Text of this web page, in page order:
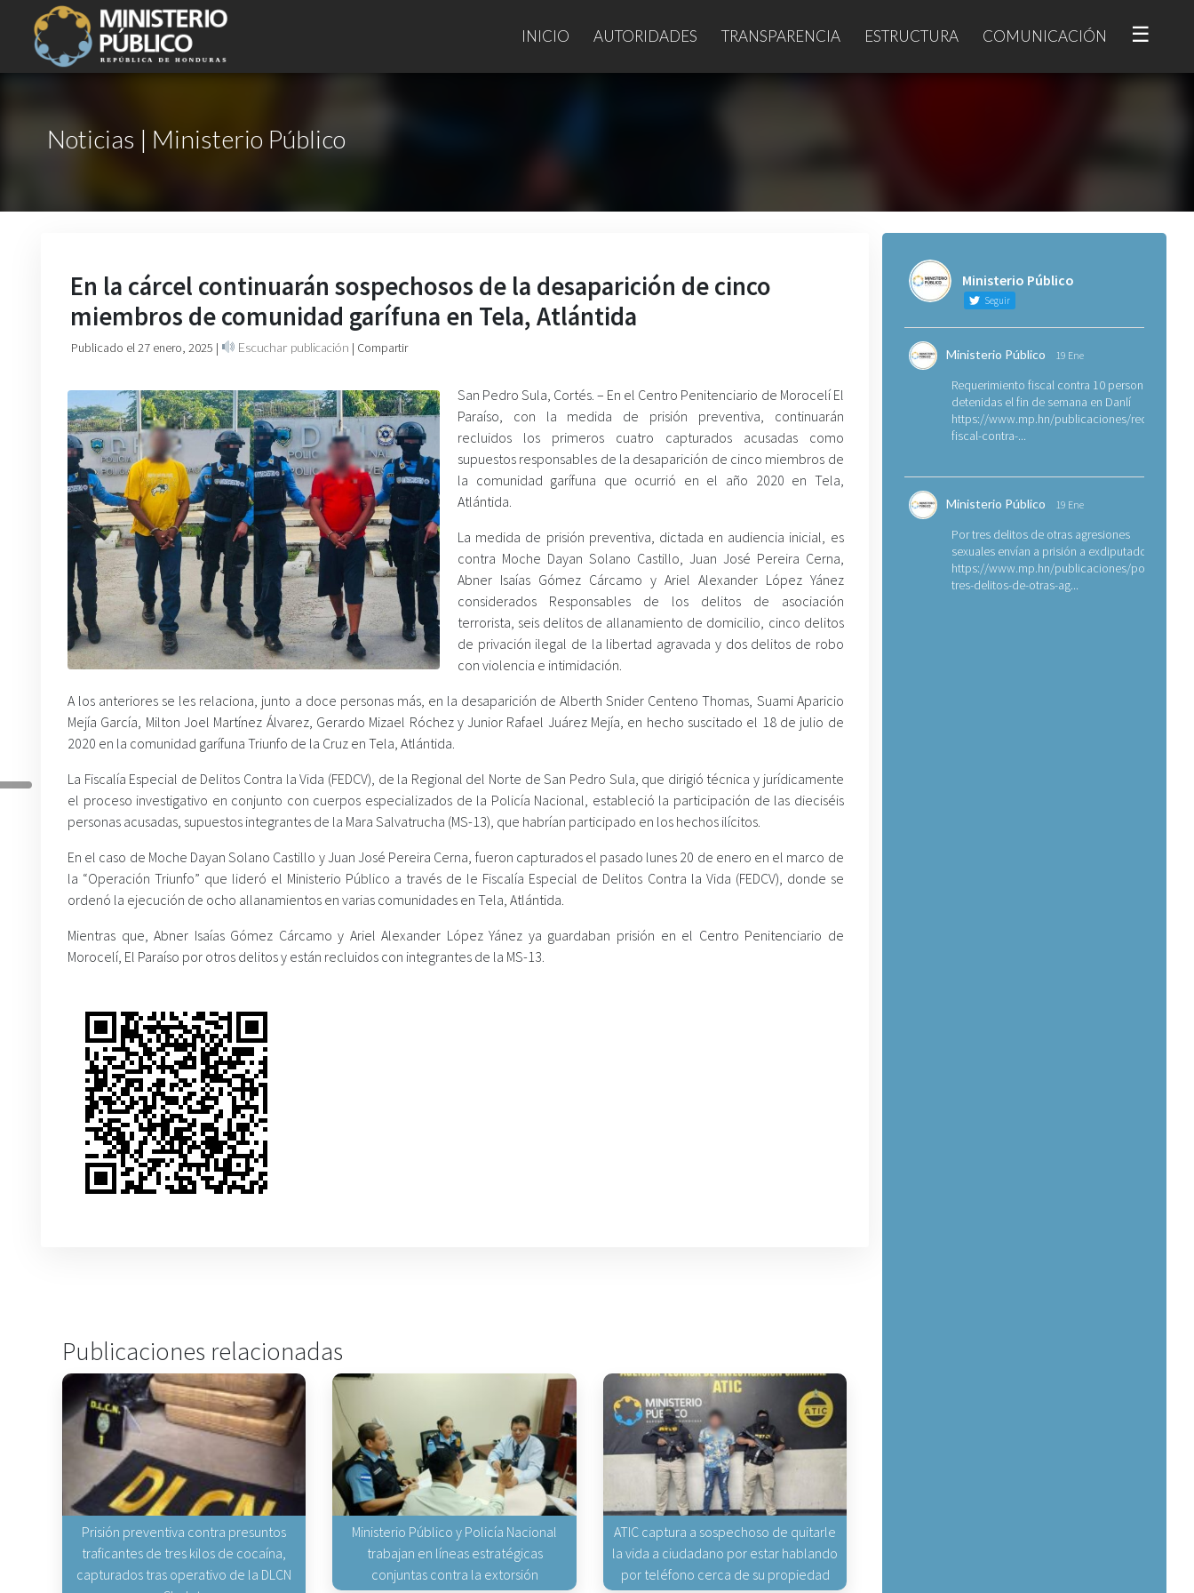
INICIO AUTORIDADES TRANSPARENCIA ESTRUCTURA COMUNICACIÓN ☰
Noticias | Ministerio Público
En la cárcel continuarán sospechosos de la desaparición de cinco
miembros de comunidad garífuna en Tela, Atlántida
Publicado el 27 enero, 2025 | Escuchar publicación | Compartir
San Pedro Sula, Cortés. – En el Centro Penitenciario de Morocelí El
Paraíso, con la medida de prisión preventiva, continuarán
recluidos los primeros cuatro capturados acusadas como
supuestos responsables de la desaparición de cinco miembros de
la comunidad garífuna que ocurrió en el año 2020 en Tela,
Atlántida.
La medida de prisión preventiva, dictada en audiencia inicial, es
contra Moche Dayan Solano Castillo, Juan José Pereira Cerna,
Abner Isaías Gómez Cárcamo y Ariel Alexander López Yánez
considerados Responsables de los delitos de asociación
terrorista, seis delitos de allanamiento de domicilio, cinco delitos
de privación ilegal de la libertad agravada y dos delitos de robo
con violencia e intimidación.
A los anteriores se les relaciona, junto a doce personas más, en la desaparición de Alberth Snider Centeno Thomas, Suami Aparicio
Mejía García, Milton Joel Martínez Álvarez, Gerardo Mizael Róchez y Junior Rafael Juárez Mejía, en hecho suscitado el 18 de julio de
2020 en la comunidad garífuna Triunfo de la Cruz en Tela, Atlántida.
La Fiscalía Especial de Delitos Contra la Vida (FEDCV), de la Regional del Norte de San Pedro Sula, que dirigió técnica y jurídicamente
el proceso investigativo en conjunto con cuerpos especializados de la Policía Nacional, estableció la participación de las dieciséis
personas acusadas, supuestos integrantes de la Mara Salvatrucha (MS-13), que habrían participado en los hechos ilícitos.
En el caso de Moche Dayan Solano Castillo y Juan José Pereira Cerna, fueron capturados el pasado lunes 20 de enero en el marco de
la “Operación Triunfo” que lideró el Ministerio Público a través de le Fiscalía Especial de Delitos Contra la Vida (FEDCV), donde se
ordenó la ejecución de ocho allanamientos en varias comunidades en Tela, Atlántida.
Mientras que, Abner Isaías Gómez Cárcamo y Ariel Alexander López Yánez ya guardaban prisión en el Centro Penitenciario de
Morocelí, El Paraíso por otros delitos y están recluidos con integrantes de la MS-13.
Publicaciones relacionadas
Prisión preventiva contra presuntos
traficantes de tres kilos de cocaína,
capturados tras operativo de la DLCN
Ministerio Público y Policía Nacional
trabajan en líneas estratégicas
conjuntas contra la extorsión
ATIC captura a sospechoso de quitarle
la vida a ciudadano por estar hablando
por teléfono cerca de su propiedad
Ministerio Público
Seguir
Ministerio Público 19 Ene
Requerimiento fiscal contra 10 personas
detenidas el fin de semana en Danlí
https://www.mp.hn/publicaciones/
fiscal-contra-...
Ministerio Público 19 Ene
Por tres delitos de otras agresiones
sexuales envían a prisión a exdiputado
https://www.mp.hn/publicaciones/por-
tres-delitos-de-otras-ag...